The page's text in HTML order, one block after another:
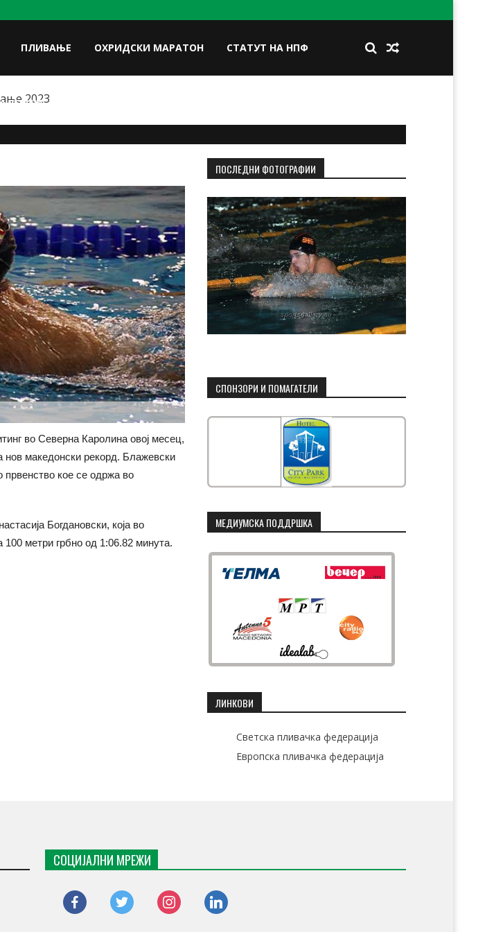
ПЛИВАЊЕ ОХРИДСКИ МАРАТОН СТАТУТ НА НПФ
2023
во Северна Каролина овој месец,
македонски рекорд. Блажевски
првенство кое се одржа во
Богдановски, која во
метри грбно од 1:06.82 минута.
ПОСЛЕДНИ ФОТОГРАФИИ
СПОНЗОРИ И ПОМАГАТЕЛИ
МЕДИУМСКА ПОДДРШКА
ЛИНКОВИ
Светска пливачка федерација
Европска пливачка федерација
СОЦИЈАЛНИ МРЕЖИ
facebook twitter instagram linkedin